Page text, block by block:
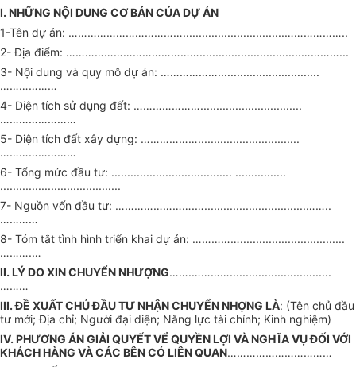
I. NHỮNG NỘI DUNG CƠ BẢN CỦA DỰ ÁN
1-Tên dự án: ………………………………................................………………..
2- Địa điểm: ……………………………………................................…………...
3- Nội dung và quy mô dự án: ………………................................
………………
4- Diện tích sử dụng đất: …………………................................
……………………
5- Diện tích đất xây dựng: ………………................................
……………………
6- Tổng mức đầu tư: ...................................... ................
......................................
7- Nguồn vốn đầu tư: …………………….…................................……..
…………
8- Tóm tắt tình hình triển khai dự án: …………….................................
……….…
II. LÝ DO XIN CHUYỂN NHƯỢNG…….…………................................
………
III. ĐỀ XUẤT CHỦ ĐẦU TƯ NHẬN CHUYỂN NHỢNG LÀ: (Tên chủ đầu
tư mới; Địa chỉ; Người đại diện; Năng lực tài chính; Kinh nghiệm)
IV. PHƯƠNG ÁN GIẢI QUYẾT VỂ QUYỀN LỢI VÀ NGHĨA VỤ ĐỐI VỚI
KHÁCH HÀNG VÀ CÁC BÊN CÓ LIÊN QUAN……………………………